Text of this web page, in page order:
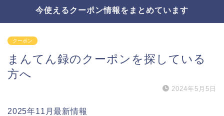
今使えるクーポン情報をまとめています
クーポン
まんてん録のクーポンを探している
方へ
2024年5月5日
2025年11月最新情報